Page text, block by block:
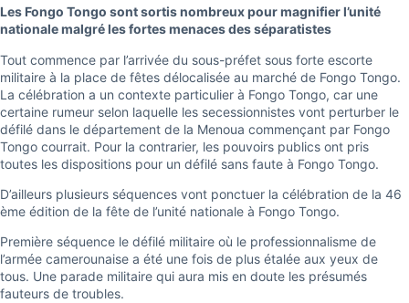
Les Fongo Tongo sont sortis nombreux pour magnifier l’unité
nationale malgré les fortes menaces des séparatistes
Tout commence par l’arrivée du sous-préfet sous forte escorte
militaire à la place de fêtes délocalisée au marché de Fongo Tongo.
La célébration a un contexte particulier à Fongo Tongo, car une
certaine rumeur selon laquelle les secessionnistes vont perturber le
défilé dans le département de la Menoua commençant par Fongo
Tongo courrait. Pour la contrarier, les pouvoirs publics ont pris
toutes les dispositions pour un défilé sans faute à Fongo Tongo.
D’ailleurs plusieurs séquences vont ponctuer la célébration de la 46
ème édition de la fête de l’unité nationale à Fongo Tongo.
Première séquence le défilé militaire où le professionnalisme de
l’armée camerounaise a été une fois de plus étalée aux yeux de
tous. Une parade militaire qui aura mis en doute les présumés
fauteurs de troubles.